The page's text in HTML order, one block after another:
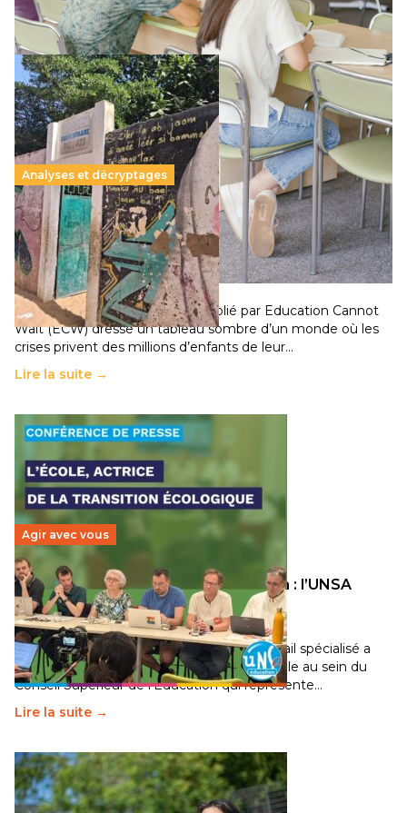
Lire la suite →
Analyses et décryptages
258 millions d’enfants victimes de la guerre, des
chocs climatiques et des déplacements de
population
11 juillet 2026- National
Un nouveau rapport mondial publié par Education Cannot
Wait (ECW) dresse un tableau sombre d’un monde où les
crises privent des millions d’enfants de leur…
Lire la suite →
Agir avec vous
Transition écologique de l’éducation : l’UNSA
Éducation fait bouger les lignes
30 juin 2026-National
Pendant plusieurs mois, un groupe de travail spécialisé a
travaillé sur la transition écologique de l’Ecole au sein du
Conseil Supérieur de l’Éducation qui représente…
Lire la suite →